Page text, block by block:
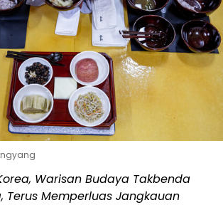
Warisan Budaya Takbenda
Terus Memperluas Jangkauan